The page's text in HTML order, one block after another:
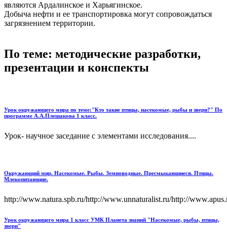
являются Ардалинское и Харьягинское.
Добыча нефти и ее транспортировка могут сопровождаться
загрязнением территории.
По теме: методические разработки,
презентации и конспекты
Урок окружающего мира по теме:"Кто такие птицы, насекомые, рыбы и звери?" По
программе А.А.Плешакова 1 класс.
Урок- научное заседание с элементами исследования....
Окружающий мир. Насекомые. Рыбы. Земноводные. Пресмыкающиеся. Птицы.
Млекопитающие.
http://www.natura.spb.ru/http://www.unnaturalist.ru/http://
Урок окружающего мира 1 класс УМК Планета знаний "Насекомые, рыбы, птицы,
звери"